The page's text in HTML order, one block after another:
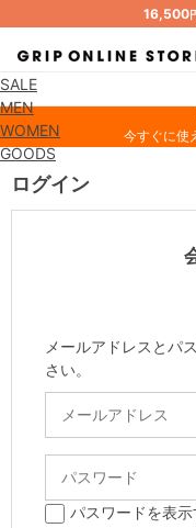
16,500
SALE
MEN
WOMEN
GOODS
今すぐに使
ログイン
メールアドレスとパ
さい。
パスワードを表示